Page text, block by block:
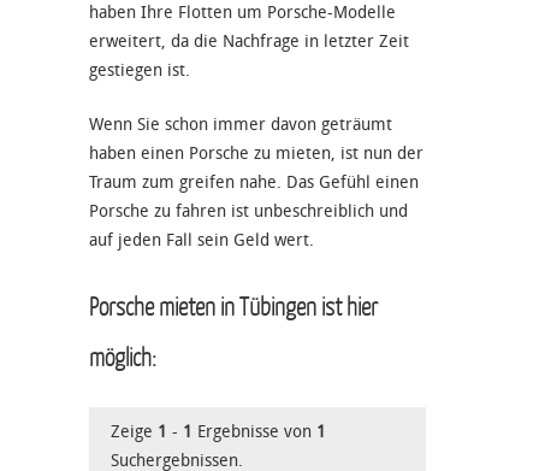
haben Ihre Flotten um Porsche-Modelle
erweitert, da die Nachfrage in letzter Zeit
gestiegen ist.
Wenn Sie schon immer davon geträumt
haben einen Porsche zu mieten, ist nun der
Traum zum greifen nahe. Das Gefühl einen
Porsche zu fahren ist unbeschreiblich und
auf jeden Fall sein Geld wert.
Porsche mieten in Tübingen ist hier
möglich:
Zeige 1 - 1 Ergebnisse von 1
Suchergebnissen.